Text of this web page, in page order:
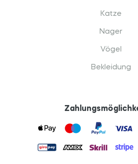
Katze
Nager
Vögel
Bekleidung